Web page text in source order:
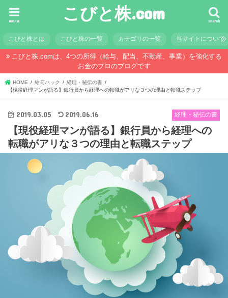
こびと株.com search
menu
こびと株とは こびと株の一覧 カテゴリの一覧 当サイトについて
こびと株.comは、4つの所得（給与、配当、不動産、事業）を強化する
お金のプロのブログです
HOME 給与ハック
経理・秘伝の書
【現役経理マンが語る】銀行員から経理への転職がアリな３つの理由と転職ステップ
経理・秘伝の書
2019.03.05 2019.06.16
【現役経理マンが語る】銀行員から経理への
転職がアリな３つの理由と転職ステップ